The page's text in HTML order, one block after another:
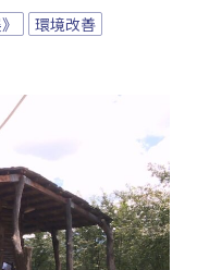
環境改善